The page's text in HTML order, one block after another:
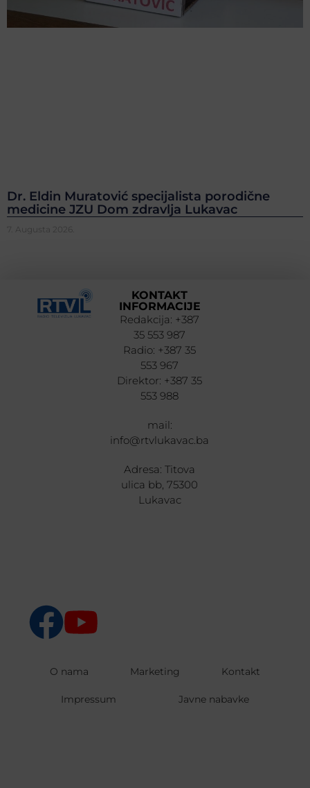
Dr. Eldin Muratović specijalista porodične
medicine JZU Dom zdravlja Lukavac
7. Augusta 2026.
KONTAKT
INFORMACIJE
Redakcija: +387
35 553 987
Radio: +387 35
553 967
Direktor: +387 35
553 988
mail:
info@rtvlukavac.ba
Adresa: Titova
ulica bb, 75300
Lukavac
O nama Marketing Kontakt
Impressum Javne nabavke